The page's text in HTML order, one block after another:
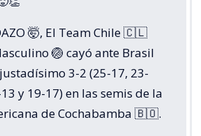
🤯, El Team Chile 🇨🇱
🏐 cayó ante Brasil
3-2 (25-17, 23-
y 19-17) en las semis de la
de Cochabamba 🇧🇴.